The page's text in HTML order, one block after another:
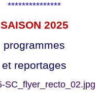
***************
SAISON 2025
programmes
et reportages